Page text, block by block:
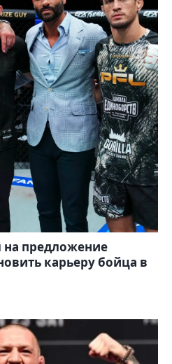
на предложение
карьеру бойца в